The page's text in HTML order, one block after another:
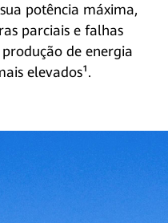
potência máxima,
parciais e falhas
de energia
elevados¹.